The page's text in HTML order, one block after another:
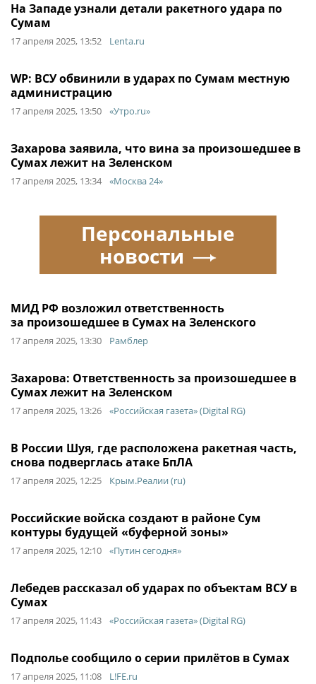
На Западе узнали детали ракетного удара по
Сумам
17 апреля 2025, 13:52 Lenta.ru
WP: ВСУ обвинили в ударах по Сумам местную
администрацию
17 апреля 2025, 13:50 «Утро.ru»
Захарова заявила, что вина за произошедшее в
Сумах лежит на Зеленском
17 апреля 2025, 13:34 «Москва 24»
МИД РФ возложил ответственность
за произошедшее в Сумах на Зеленского
17 апреля 2025, 13:30 Рамблер
Захарова: Ответственность за произошедшее в
Сумах лежит на Зеленском
17 апреля 2025, 13:26 «Российская газета» (Digital RG)
В России Шуя, где расположена ракетная часть,
снова подверглась атаке БпЛА
17 апреля 2025, 12:25 Крым.Реалии (ru)
Российские войска создают в районе Сум
контуры будущей «буферной зоны»
17 апреля 2025, 12:10 «Путин сегодня»
Лебедев рассказал об ударах по объектам ВСУ в
Сумах
17 апреля 2025, 11:43 «Российская газета» (Digital RG)
Подполье сообщило о серии прилётов в Сумах
17 апреля 2025, 11:08 L!FE.ru
Персональные
новости